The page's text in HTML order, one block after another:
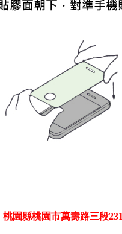
桃園縣桃園市萬壽路三段